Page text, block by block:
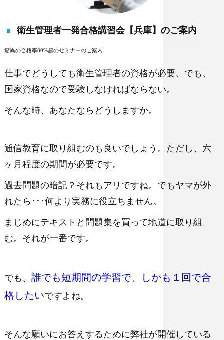
衛生管理者一発合格講習会【兵庫】のご案内
驚異の合格率80%超のセミナーのご案内
仕事でどうしても衛生管理者の資格が必要、でも、
国家資格なので受験しなければならない。
そんな時、あなたならどうしますか。
通信教育に取り組むのも良いでしょう。ただし、六
ヶ月程度の期間が必要です。
過去問題の暗記？それもアリですね。でもヤマが外
れたら･･･何より実務に役立ちません。
まじめにテキストと問題集を買って地道に取り組
む。それが一番です。
でも、 誰でも短期間の学習で、しかも１回で合
格したいですよね。
そんな願いにお答えするために弊社が開催している